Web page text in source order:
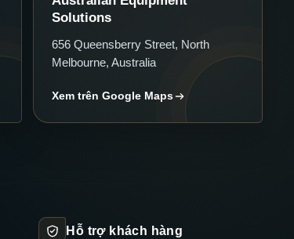
Solutions
656 Queensberry Street, North
Melbourne, Australia
Xem trên Google Maps
Hỗ trợ khách hàng